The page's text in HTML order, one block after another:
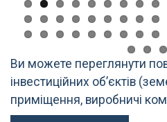
Ви можете переглянути
інвестиційних об’єктів
приміщення, виробничі